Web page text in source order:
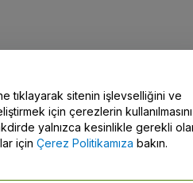
Ulaşın
tıklayarak sitenin işlevselliğini ve
için çerezlerin kullanılmasını
yalnızca kesinlikle gerekli
için Çerez Politikamıza bakın.